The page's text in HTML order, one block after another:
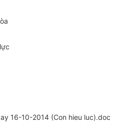
16-10-2014 (Con hieu luc).doc